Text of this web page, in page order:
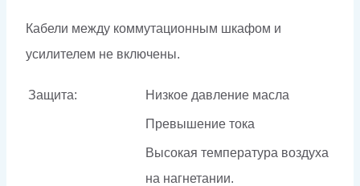
Кабели между коммутационным шкафом и
усилителем не включены.
Защита: Низкое давление масла
Превышение тока
Высокая температура воздуха
на нагнетании.